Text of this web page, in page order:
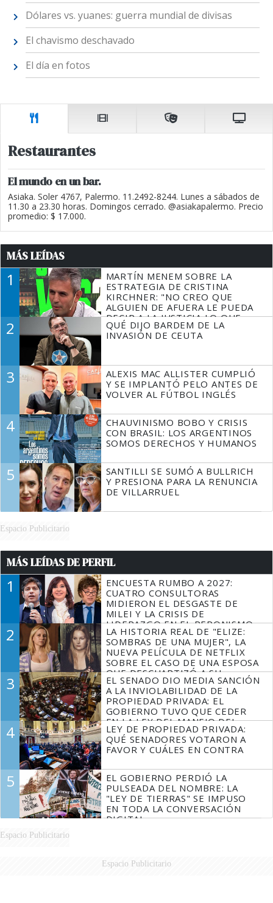
Dólares vs. yuanes: guerra mundial de divisas
El chavismo deschavado
El día en fotos
Restaurantes
El mundo en un bar.
Asiaka. Soler 4767, Palermo. 11.2492-8244. Lunes a sábados de
11.30 a 23.30 horas. Domingos cerrado. @asiakapalermo. Precio
promedio: $ 17.000.
MÁS LEÍDAS
1
MARTÍN MENEM SOBRE LA
ESTRATEGIA DE CRISTINA
KIRCHNER: "NO CREO QUE
ALGUIEN DE AFUERA LE PUEDA
DECIR A LA JUSTICIA LO QUE
TIENE QUE HACER"
2
QUÉ DIJO BARDEM DE LA
INVASIÓN DE CEUTA
3
ALEXIS MAC ALLISTER CUMPLIÓ
Y SE IMPLANTÓ PELO ANTES DE
VOLVER AL FÚTBOL INGLÉS
4
CHAUVINISMO BOBO Y CRISIS
CON BRASIL: LOS ARGENTINOS
SOMOS DERECHOS Y HUMANOS
5
SANTILLI SE SUMÓ A BULLRICH
Y PRESIONA PARA LA RENUNCIA
DE VILLARRUEL
Espacio Publicitario
MÁS LEÍDAS DE PERFIL
1
ENCUESTA RUMBO A 2027:
CUATRO CONSULTORAS
MIDIERON EL DESGASTE DE
MILEI Y LA CRISIS DE
LIDERAZGO EN EL PERONISMO
2
LA HISTORIA REAL DE "ELIZE:
SOMBRAS DE UNA MUJER", LA
NUEVA PELÍCULA DE NETFLIX
SOBRE EL CASO DE UNA ESPOSA
QUE DESCUARTIZÓ A SU
MARIDO
3
EL SENADO DIO MEDIA SANCIÓN
A LA INVIOLABILIDAD DE LA
PROPIEDAD PRIVADA: EL
GOBIERNO TUVO QUE CEDER
EN LA LEY DEL MANEJO DEL
FUEGO
4
LEY DE PROPIEDAD PRIVADA:
QUÉ SENADORES VOTARON A
FAVOR Y CUÁLES EN CONTRA
5
EL GOBIERNO PERDIÓ LA
PULSEADA DEL NOMBRE: LA
"LEY DE TIERRAS" SE IMPUSO
EN TODA LA CONVERSACIÓN
DIGITAL
Espacio Publicitario
Espacio Publicitario